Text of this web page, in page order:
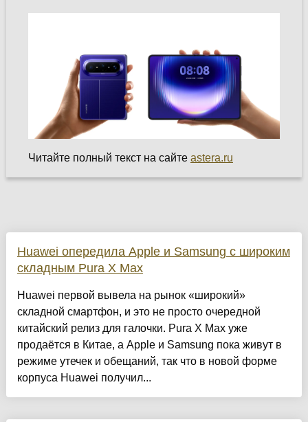
Читайте полный текст на сайте astera.ru
Huawei опередила Apple и Samsung с широким
складным Pura X Max
Huawei первой вывела на рынок «широкий»
складной смартфон, и это не просто очередной
китайский релиз для галочки. Pura X Max уже
продаётся в Китае, а Apple и Samsung пока живут в
режиме утечек и обещаний, так что в новой форме
корпуса Huawei получил...